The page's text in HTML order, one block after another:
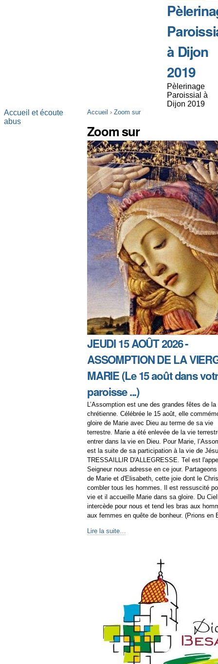
à Dijon
2019
Pèlerinage
Paroissial à
Dijon 2019
Accueil › Zoom sur
Zoom sur
JEUDI 15 AOÛT 2026 -
ASSOMPTION DE LA
MARIE (Le 15 août dans
paroisse ...)
L’Assomption est une des grandes fêtes de la
chrétienne. Célébrée le 15 août, elle
gloire de Marie avec Dieu au terme de sa vie
terrestre. Marie a été enlevée de la vie
entrer dans la vie en Dieu. Pour Marie,
est la suite de sa participation à la vie de
TRESSAILLIR D'ALLEGRESSE. Tel est
Seigneur nous adresse en ce jour.
de Marie et d'Elisabeth, cette joie dont le
combler tous les hommes. Il est ressuscité
vie et il accueille Marie dans sa gloire. Du
intercède pour nous et tend les bras aux
aux femmes en quête de bonheur. (Prions en
Lire la suite…
Accueil et écoute
abus